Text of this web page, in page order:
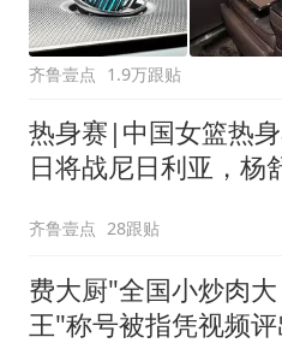
齐鲁壹点 1.9万跟贴
热身赛|中国女篮热
日将战尼日利亚，杨
齐鲁壹点 28跟贴
费大厨"全国小炒肉大
王"称号被指凭视频评